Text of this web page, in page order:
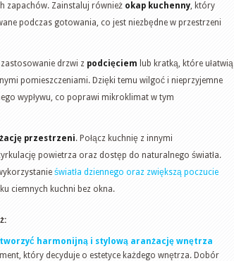
zapachów. Zainstaluj również okap kuchenny, który
podczas gotowania, co jest niezbędne w przestrzeni
drzwi z podcięciem lub kratką, które ułatwią
pomieszczeniami. Dzięki temu wilgoć i nieprzyjemne
wypływu, co poprawi mikroklimat w tym
przestrzeni. Połącz kuchnię z innymi
powietrza oraz dostęp do naturalnego światła.
światła dziennego oraz zwiększą poczucie
ciemnych kuchni bez okna.
harmonijną i stylową aranżację wnętrza
który decyduje o estetyce każdego wnętrza. Dobór